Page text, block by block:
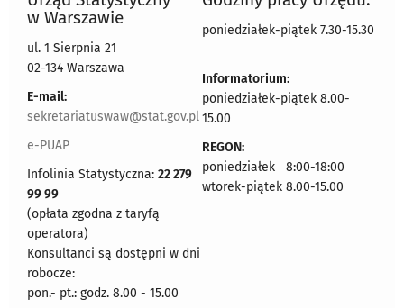
w Warszawie
ul. 1 Sierpnia 21
02-134 Warszawa
E-mail:
sekretariatuswaw@stat.gov.pl
e-PUAP
Infolinia Statystyczna: 22 279
99 99
(opłata zgodna z taryfą
operatora)
Konsultanci są dostępni w dni
robocze:
pon.- pt.: godz. 8.00 - 15.00
poniedziałek-piątek 7.30-15.30
Informatorium:
poniedziałek-piątek 8.00-
15.00
REGON:
poniedziałek 8:00-18:00
wtorek-piątek 8.00-15.00